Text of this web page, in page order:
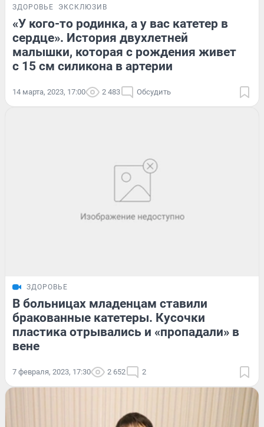
ЗДОРОВЬЕ ЭКСКЛЮЗИВ
«У кого-то родинка, а у вас катетер в
сердце». История двухлетней
малышки, которая с рождения живет
с 15 см силикона в артерии
14 марта, 2023, 17:00 2 483 Обсудить
ЗДОРОВЬЕ
В больницах младенцам ставили
бракованные катетеры. Кусочки
пластика отрывались и «пропадали» в
вене
7 февраля, 2023, 17:30 2 652 2